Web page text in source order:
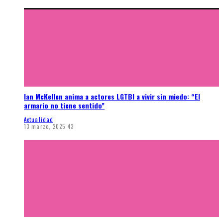
Ian McKellen anima a actores LGTBI a vivir sin miedo: “El
armario no tiene sentido”
Actualidad
13 marzo, 2025 43